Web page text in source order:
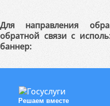
Для направления
обратной связи с
баннер:
Решаем вместе